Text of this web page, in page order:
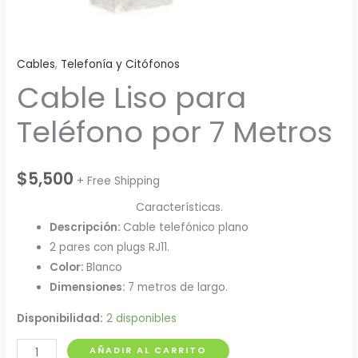
Cables, Telefonía y Citófonos
Cable Liso para
Teléfono por 7 Metros
$5,500 + Free Shipping
Características.
Descripción: Cable telefónico plano
2 pares con plugs RJ11.
Color:Blanco
Dimensiones: 7 metros de largo.
Disponibilidad: 2 disponibles
Cable
AÑADIR AL CARRITO